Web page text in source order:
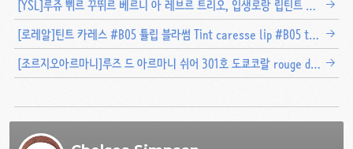
[YSL]루쥬 쀠르 꾸뛰르 베르니 아 레브르 트리오, 입생로랑 립틴트 3종 세트(7호, 9호, 12호) 발색
[로레알]틴트 카레스 #B05 튤립 블라썸 Tint caresse lip #B05 tulip blossom
[조르지오아르마니]루즈 드 아르마니 쉬어 301호 도쿄코랄 rouge d'armani sheers #301 Tokyo coral